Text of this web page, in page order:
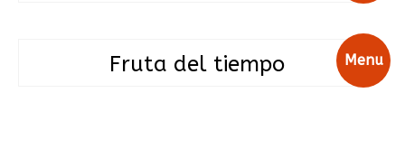
Fruta del tiempo Menu